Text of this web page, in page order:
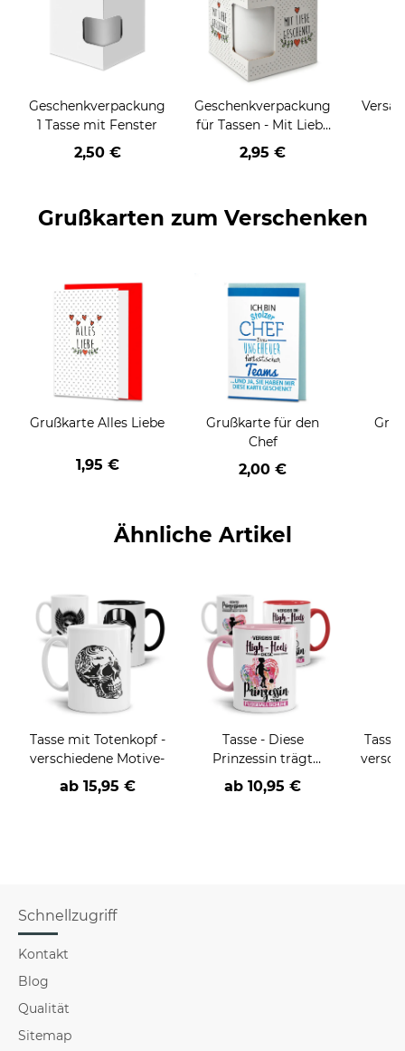
Geschenkverpackung
1 Tasse mit Fenster
2,50 €
Geschenkverpackung
für Tassen - Mit Liebe
geschenkt
2,95 €
Grußkarten zum Verschenken
Grußkarte Alles Liebe
1,95 €
Grußkarte für den
Chef
2,00 €
Ähnliche Artikel
Tasse mit Totenkopf -
verschiedene Motive-
ab 15,95 €
Tasse - Diese
Prinzessin trägt
keine High-Heels -
verschiedene
ab 10,95 €
Tasse
Schnellzugriff
Kontakt
Blog
Qualität
Sitemap